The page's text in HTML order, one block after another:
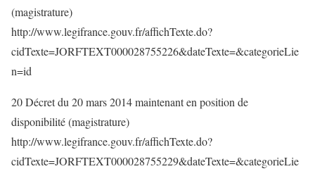
(magistrature)
http://www.legifrance.gouv.fr/affichTexte.do?
cidTexte=JORFTEXT000028755226&dateTexte=&categorieLie
n=id
20 Décret du 20 mars 2014 maintenant en position de
disponibilité (magistrature)
http://www.legifrance.gouv.fr/affichTexte.do?
cidTexte=JORFTEXT000028755229&dateTexte=&categorieLie